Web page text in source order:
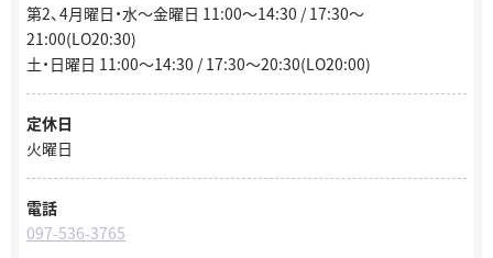
第2、4月曜日・水～金曜日 11:00～14:30 / 17:30〜
21:00(LO20:30)
土・日曜日 11:00～14:30 / 17:30〜20:30(LO20:00)
定休日
火曜日
電話
097-536-3765